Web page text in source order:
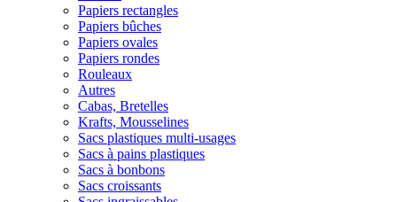
Papiers rectangles
Papiers bûches
Papiers ovales
Papiers rondes
Rouleaux
Autres
Cabas, Bretelles
Krafts, Mousselines
Sacs plastiques multi-usages
Sacs à pains plastiques
Sacs à bonbons
Sacs croissants